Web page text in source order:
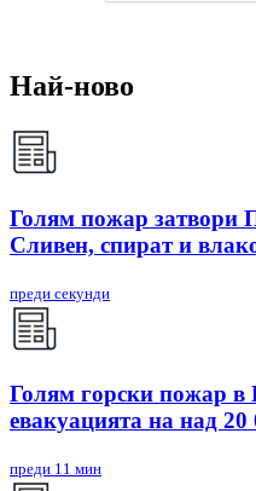
Най-ново
Голям пожар затвори
Сливен, спират и
преди секунди
Голям горски пожар
евакуацията на над
преди 11 мин